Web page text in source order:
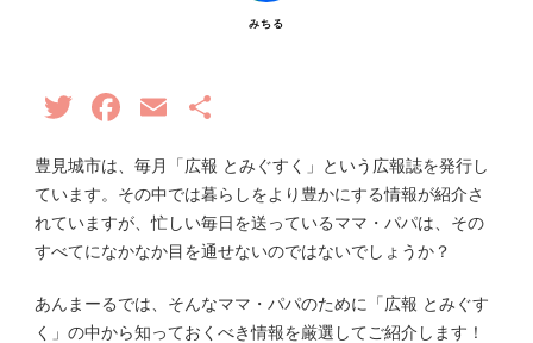
みちる
TwitterFacebook
Email
豊見城市は、毎月「広報 とみぐすく」という広報誌を発行し
ています。その中では暮らしをより豊かにする情報が紹介さ
れていますが、忙しい毎日を送っているママ・パパは、その
すべてになかなか目を通せないのではないでしょうか？
あんまーるでは、そんなママ・パパのために「広報 とみぐす
く」の中から知っておくべき情報を厳選してご紹介します！